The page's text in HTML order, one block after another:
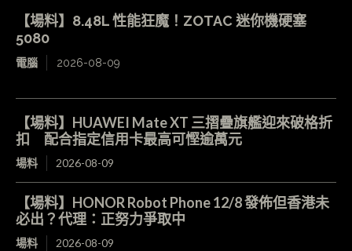
【場料】8.48L 性能狂魔！ZOTAC 迷你機硬塞
5080
電腦 2026-08-09
【場料】HUAWEI Mate XT 三摺疊旗艦迎來破格折
扣 配合指定信用卡最高可慳逾萬元
場料 2026-08-09
【場料】HONOR Robot Phone 12/8 發佈但香港未
必出？代理：正努力爭取中
場料 2026-08-09